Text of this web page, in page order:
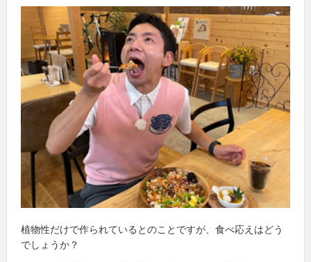
植物性だけで作られているとのことですが、食べ応えはどう
でしょうか？